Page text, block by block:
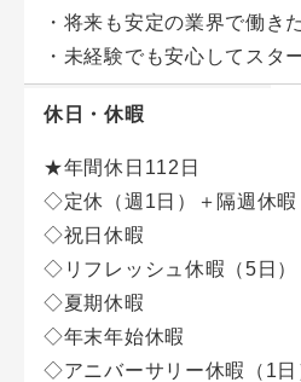
・将来も安定の業界で働き
・未経験でも安心してスタ
休日・休暇
★年間休日112日
◇定休（週1日）＋隔週休暇
◇祝日休暇
◇リフレッシュ休暇（5日）
◇夏期休暇
◇年末年始休暇
◇アニバーサリー休暇（1日